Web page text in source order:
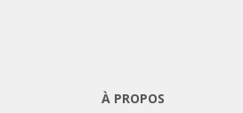
À PROPOS